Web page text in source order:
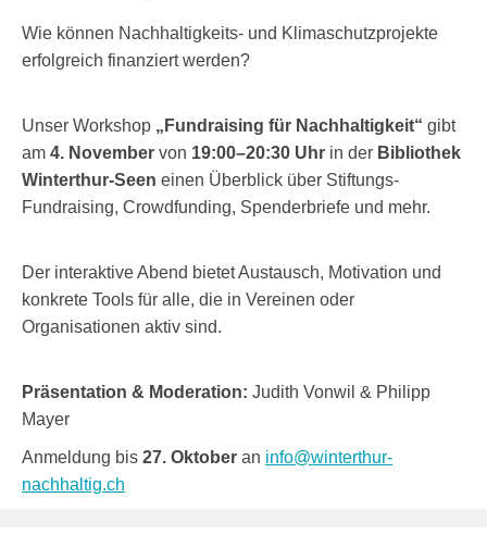
Wie können Nachhaltigkeits- und Klimaschutzprojekte
erfolgreich finanziert werden?
Unser Workshop „Fundraising für Nachhaltigkeit“ gibt
am 4. November von 19:00–20:30 Uhr in der Bibliothek
Winterthur-Seen einen Überblick über Stiftungs-
Fundraising, Crowdfunding, Spenderbriefe und mehr.
Der interaktive Abend bietet Austausch, Motivation und
konkrete Tools für alle, die in Vereinen oder
Organisationen aktiv sind.
Präsentation & Moderation: Judith Vonwil & Philipp
Mayer
Anmeldung bis 27. Oktober an info@winterthur-
nachhaltig.ch